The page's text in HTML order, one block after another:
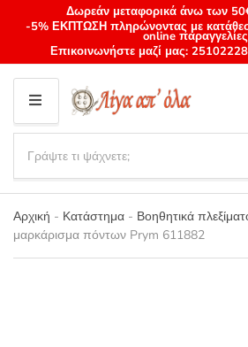
Δωρεάν μεταφορικά άνω των
-5% ΕΚΠΤΩΣΗ πληρώνοντας με
online
Επικοινωνήστε μαζί μας:
M
E
N
U
Category
name
a
r
c
h
p
Αρχική - Κατάστημα - Βοηθητικά
μαρκάρισμα πόντων Prym 611882